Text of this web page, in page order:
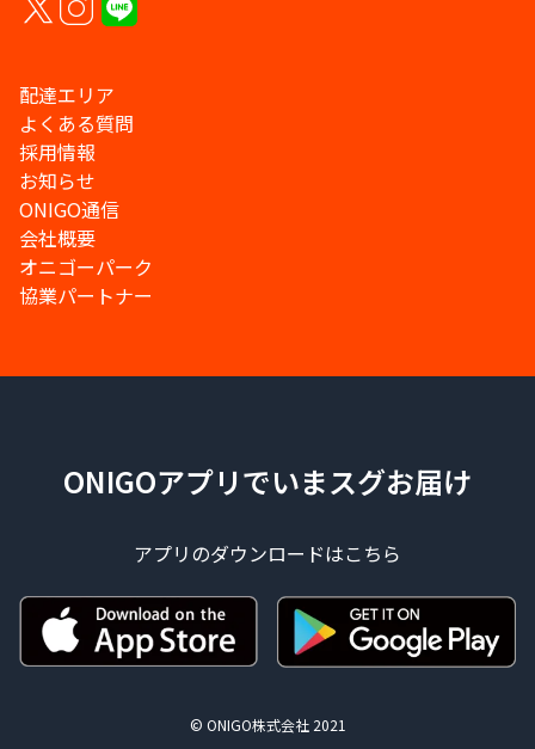
配達エリア
よくある質問
採用情報
お知らせ
ONIGO通信
会社概要
オニゴーパーク
協業パートナー
ONIGOアプリでいまスグお届け
アプリのダウンロードはこちら
© ONIGO株式会社 2021